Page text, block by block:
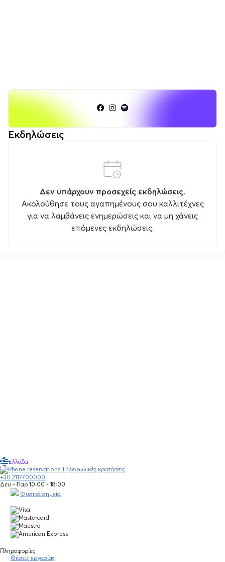
Εκδηλώσεις
Δεν υπάρχουν προσεχείς εκδηλώσεις.
Ακολούθησε τους αγαπημένους σου καλλιτέχνες
για να λαμβάνεις ενημερώσεις και να μη χάνεις
επόμενες εκδηλώσεις.
Ελλάδα
Τηλεφωνικές κρατήσεις
+30 2117700000
Δευ - Παρ 10:00 - 18:00
Φυσικά σημεία
Πληροφορίες
Θέσεις εργασίας